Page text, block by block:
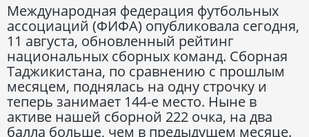
Международная федерация футбольных
ассоциаций (ФИФА) опубликовала сегодня,
11 августа, обновленный рейтинг
национальных сборных команд. Сборная
Таджикистана, по сравнению с прошлым
месяцем, поднялась на одну строчку и
теперь занимает 144-е место. Ныне в
активе нашей сборной 222 очка, на два
балла больше, чем в предыдущем месяце.